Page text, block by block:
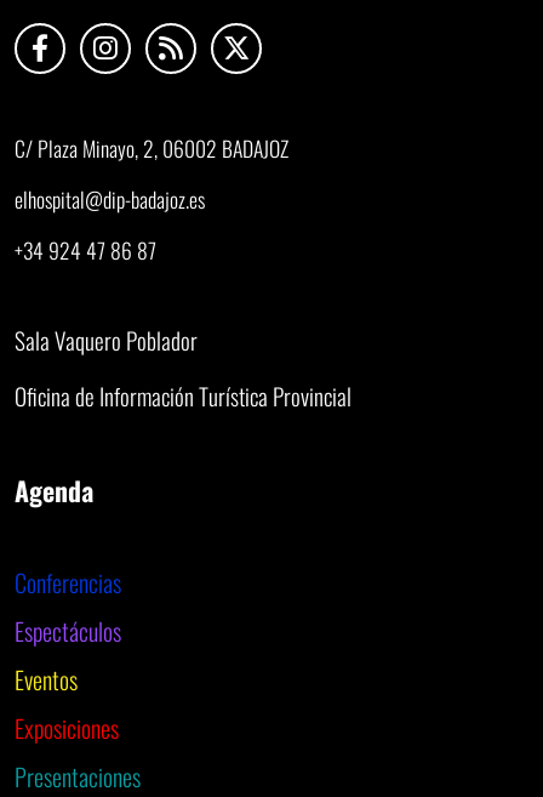
C/ Plaza Minayo, 2, 06002 BADAJOZ
elhospital@dip-badajoz.es
+34 924 47 86 87
Sala Vaquero Poblador
Oficina de Información Turística Provincial
Agenda
Conferencias
Espectáculos
Eventos
Exposiciones
Presentaciones